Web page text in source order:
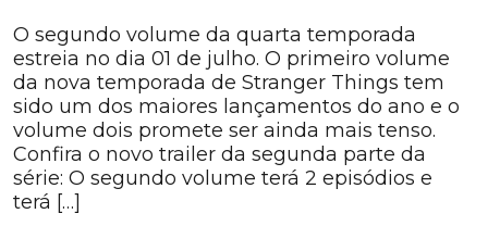
O segundo volume da quarta temporada
estreia no dia 01 de julho. O primeiro volume
da nova temporada de Stranger Things tem
sido um dos maiores lançamentos do ano e o
volume dois promete ser ainda mais tenso.
Confira o novo trailer da segunda parte da
série: O segundo volume terá 2 episódios e
terá […]